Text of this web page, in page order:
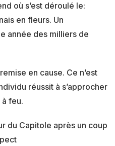
où s’est déroulé le:
en fleurs. Un
année des milliers de
en cause. Ce n’est
réussit à s’approcher
feu.
du Capitole après un coup